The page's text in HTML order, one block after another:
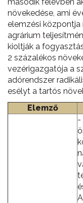
növekedése, ami
elemzési központja
agrárium
kioltják a
2 százalékos
vezérigazgatója a
adórendszer
esélyt a tartós
Elemző
-